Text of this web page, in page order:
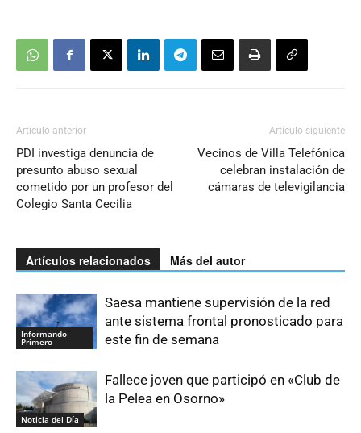
Artículo anterior
PDI investiga denuncia de
presunto abuso sexual
cometido por un profesor del
Colegio Santa Cecilia
Artículo siguiente
Vecinos de Villa Telefónica
celebran instalación de
cámaras de televigilancia
Artículos relacionados Más del autor
Informando
Primero
Saesa mantiene supervisión de la red
ante sistema frontal pronosticado para
este fin de semana
Noticia del Día
Fallece joven que participó en «Club de
la Pelea en Osorno»